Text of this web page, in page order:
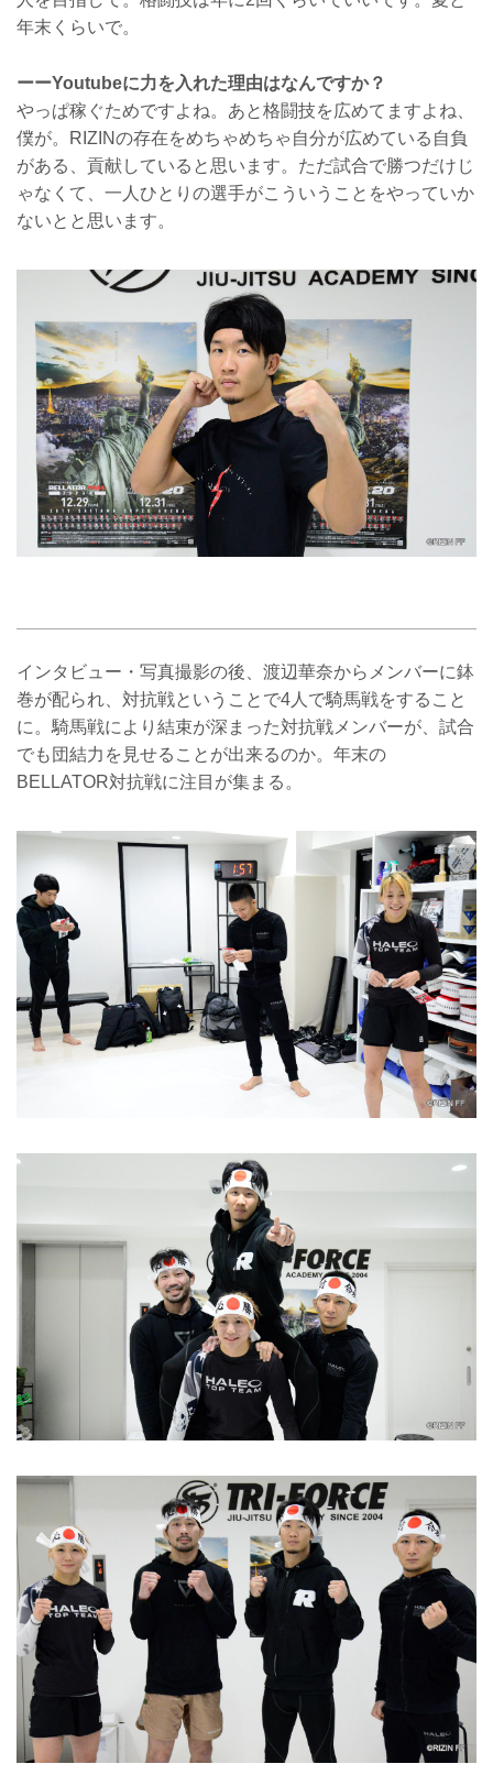
年末くらいで。
ーーYoutubeに力を入れた理由はなんですか？
やっぱ稼ぐためですよね。あと格闘技を広めてますよね、
僕が。RIZINの存在をめちゃめちゃ自分が広めている自負
がある、貢献していると思います。ただ試合で勝つだけじ
ゃなくて、一人ひとりの選手がこういうことをやっていか
ないとと思います。
インタビュー・写真撮影の後、渡辺華奈からメンバーに鉢
巻が配られ、対抗戦ということで4人で騎馬戦をすること
に。騎馬戦により結束が深まった対抗戦メンバーが、試合
でも団結力を見せることが出来るのか。年末の
BELLATOR対抗戦に注目が集まる。